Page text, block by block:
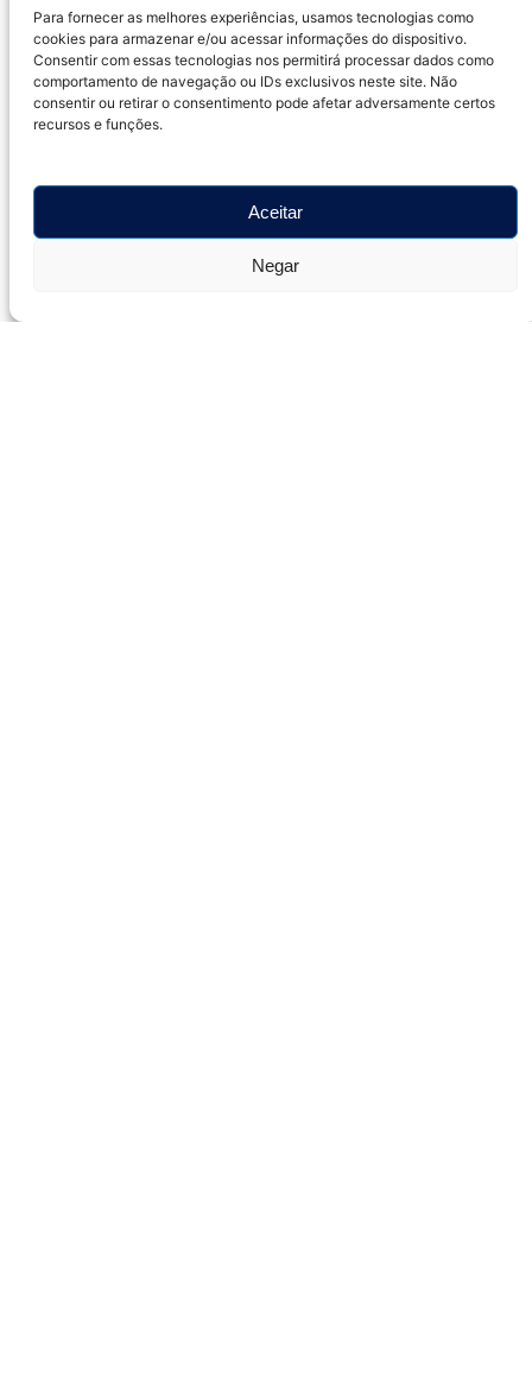
Para fornecer as melhores experiências, usamos tecnologias como
cookies para armazenar e/ou acessar informações do dispositivo.
Consentir com essas tecnologias nos permitirá processar dados como
comportamento de navegação ou IDs exclusivos neste site. Não
consentir ou retirar o consentimento pode afetar adversamente certos
recursos e funções.
Aceitar
Negar